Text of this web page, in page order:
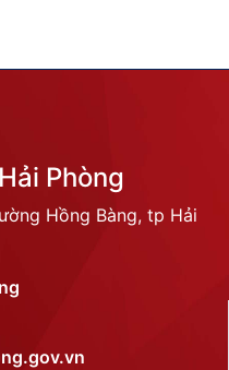
Phòng
Hồng Bàng, tp Hải